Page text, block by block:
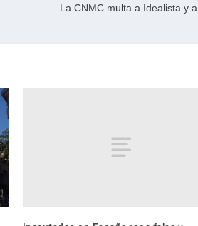
La CNMC multa a Idealista y